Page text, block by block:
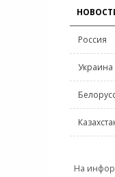
Россия
Украина
На